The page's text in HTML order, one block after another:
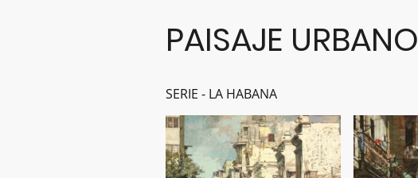
PAISAJE URBANO
SERIE - LA HABANA